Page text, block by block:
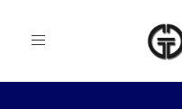
Toggle